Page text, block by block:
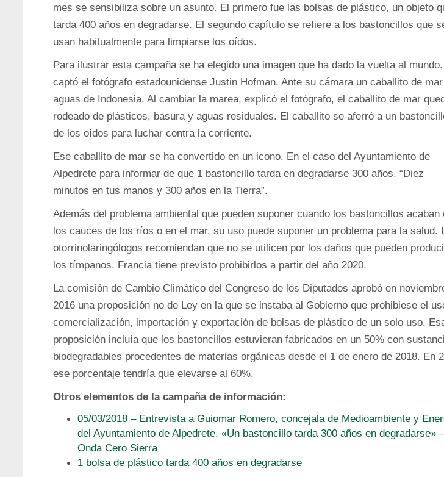
mes se sensibiliza sobre un asunto. El primero fue las bolsas de plástico, un objeto
tarda 400 años en degradarse. El segundo capítulo se refiere a los bastoncillos que
usan habitualmente para limpiarse los oídos.
Para ilustrar esta campaña se ha elegido una imagen que ha dado la vuelta al
captó el fotógrafo estadounidense Justin Hofman. Ante su cámara un caballito de
aguas de Indonesia. Al cambiar la marea, explicó el fotógrafo, el caballito de mar
rodeado de plásticos, basura y aguas residuales. El caballito se aferró a un
de los oídos para luchar contra la corriente.
Ese caballito de mar se ha convertido en un icono. En el caso del Ayuntamiento de
Alpedrete para informar de que 1 bastoncillo tarda en degradarse 300 años. “Diez
minutos en tus manos y 300 años en la Tierra”.
Además del problema ambiental que pueden suponer cuando los bastoncillos acaban
los cauces de los ríos o en el mar, su uso puede suponer un problema para la salud.
otorrinolaringólogos recomiendan que no se utilicen por los daños que pueden
los tímpanos. Francia tiene previsto prohibirlos a partir del año 2020.
La comisión de Cambio Climático del Congreso de los Diputados aprobó en
2016 una proposición no de Ley en la que se instaba al Gobierno que prohibiese el
comercialización, importación y exportación de bolsas de plástico de un solo uso.
proposición incluía que los bastoncillos estuvieran fabricados en un 50% con
biodegradables procedentes de materias orgánicas desde el 1 de enero de 2018. En
ese porcentaje tendría que elevarse al 60%.
Otros elementos de la campaña de información:
05/03/2018 – Entrevista a Guiomar Romero, concejala de Medioambiente y
del Ayuntamiento de Alpedrete. «Un bastoncillo tarda 300 años en degradarse» –
Onda Cero Sierra
1 bolsa de plástico tarda 400 años en degradarse